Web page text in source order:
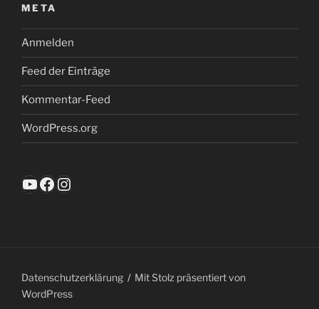
META
Anmelden
Feed der Einträge
Kommentar-Feed
WordPress.org
YouTube
Facebook
Instagram
Datenschutzerklärung
Mit Stolz präsentiert von
WordPress